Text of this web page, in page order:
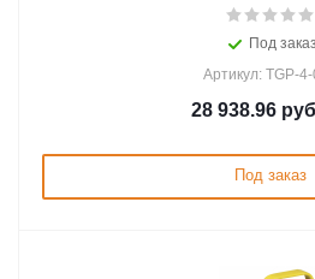
Под заказ
Артикул: TGP-
28 938.96
Под заказ